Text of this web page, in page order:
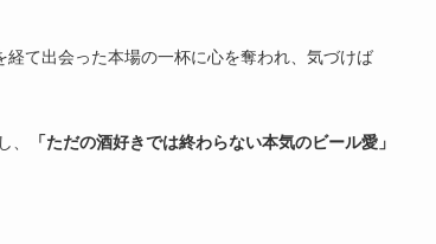
て出会った本場の一杯に心を奪われ、気づけば
、
「ただの酒好きでは終わらない本気のビール愛」